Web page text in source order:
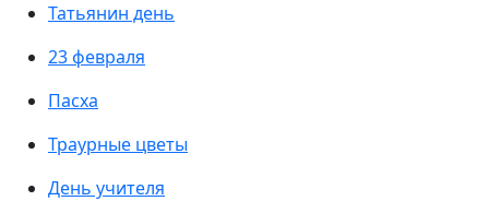
Татьянин день
23 февраля
Пасха
Траурные цветы
День учителя